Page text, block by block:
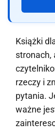
Książki
stronach,
rzeczy i
pytania.
ważne